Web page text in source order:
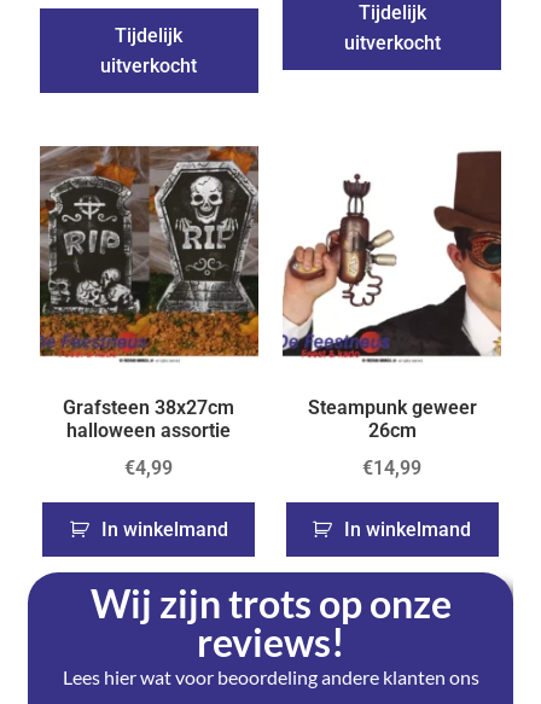
Tijdelijk
uitverkocht
Tijdelijk
uitverkocht
Grafsteen 38x27cm
halloween assortie
€4,99
In winkelmand
Steampunk geweer
26cm
€14,99
In winkelmand
Wij zijn trots op onze
reviews!
Lees hier wat voor beoordeling andere klanten ons